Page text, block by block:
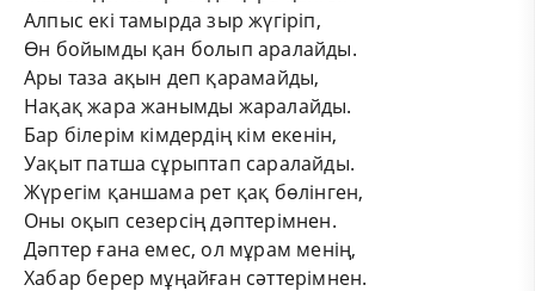
Алпыс екі тамырда зыр жүгіріп,
Өн бойымды қан болып аралайды.
Ары таза ақын деп қарамайды,
Нақақ жара жанымды жаралайды.
Бар білерім кімдердің кім екенін,
Уақыт патша сұрыптап саралайды.
Жүрегім қаншама рет қақ бөлінген,
Оны оқып сезерсің дәптерімнен.
Дәптер ғана емес, ол мұрам менің,
Хабар берер мұңайған сәттерімнен.